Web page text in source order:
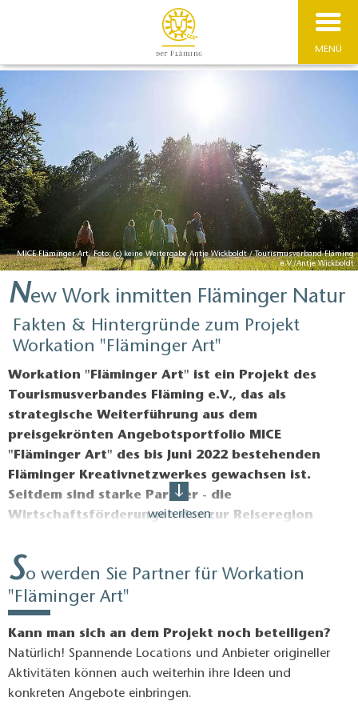
MENÜ
MICE Fläminger Art, Foto: (c) keine Weitergabe Antje Wickboldt / Tourismusverband Fläming
e.V./Antje Wickboldt
New Work inmitten Fläminger Natur
Fakten & Hintergründe zum Projekt
Workation "Fläminger Art"
Workation "Fläminger Art" ist ein Projekt des
Tourismusverbandes Fläming e.V., das als
strategische Weiterführung aus dem
preisgekrönten Angebotsportfolio MICE
"Fläminger Art" des bis Juni 2022 bestehenden
Fläminger Kreativnetzwerkes gewachsen ist.
Seitdem sind starke Partner - die
Wirtschaftsförderungen der zur Reiseregion
Mittelmark und Teltow-Fläming sowie die IHK
Potsdam - dazugestoßen, die ihre Expertise und
ihr Netzwerk in das Projekt einbringen.
Gemeinsam arbeiten die Kooperationspartner an
dem Ziel, die nicht touristische Wirtschaft und
den Tourismus über das Thema "New Work vor
den Toren Berlins" zu vernetzen.
weiterlesen
So werden Sie Partner für Workation
"Fläminger Art"
Kann man sich an dem Projekt noch beteiligen?
Natürlich! Spannende Locations und Anbieter origineller
Aktivitäten können auch weiterhin ihre Ideen und
konkreten Angebote einbringen.